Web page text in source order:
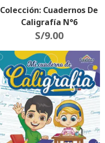
Colección: Cuadernos De
Caligrafía N°6
S/9.00